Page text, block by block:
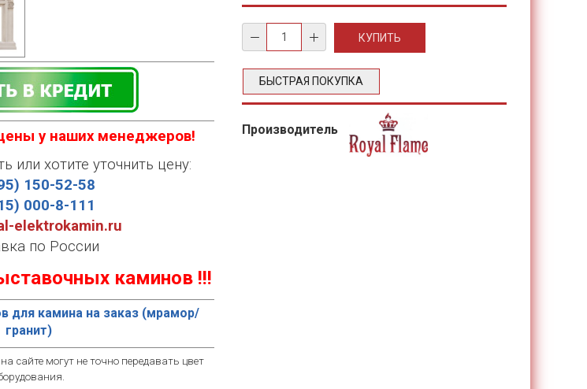
у наших менеджеров!
или хотите уточнить цену:
150-52-58
000-8-111
elektrokamin.ru
по России
каминов !!!
для камина на заказ (мрамор/
гранит)
сайте могут не точно передавать цвет
БЫСТРАЯ ПОКУПКА
Производитель